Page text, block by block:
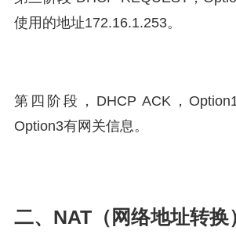
使用的地址172.16.1.253。
第四阶段，DHCP ACK，
Option3有网关信息。
二、NAT（网络地址转换